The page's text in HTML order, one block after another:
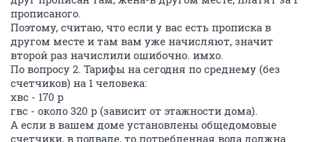
прописаного.
Поэтому, считаю, что если у вас есть прописка в
другом месте и там вам уже начисляют, значит
второй раз начислили ошибочно. имхо.
По вопросу 2. Тарифы на сегодня по среднему (без
счетчиков) на 1 человека:
хвс - 170 р
гвс - около 320 р (зависит от этажности дома).
А если в вашем доме установлены общедомовые
счетчики, в подвале, то потребленная вода должна